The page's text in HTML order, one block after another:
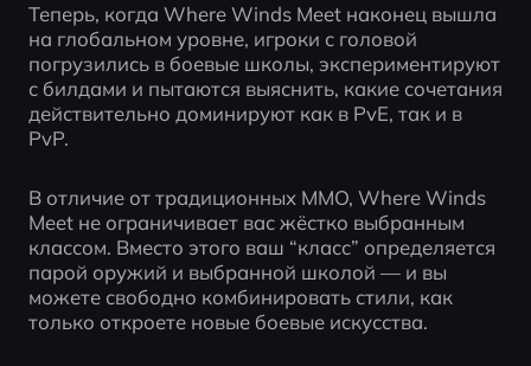
Теперь, когда Where Winds Meet наконец вышла
на глобальном уровне, игроки с головой
погрузились в боевые школы, экспериментируют
с билдами и пытаются выяснить, какие сочетания
действительно доминируют как в PvE, так и в
PvP.
В отличие от традиционных MMO, Where Winds
Meet не ограничивает вас жёстко выбранным
классом. Вместо этого ваш “класс” определяется
парой оружий и выбранной школой — и вы
можете свободно комбинировать стили, как
только откроете новые боевые искусства.